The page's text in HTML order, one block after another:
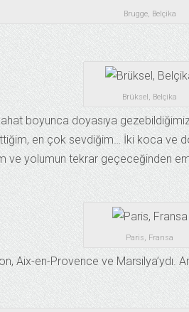
Brugge, Belçika
Brüksel, Belçika
boyunca doyasıya
en çok sevdiğim… İki koca ve
ve yolumun tekrar geçeceğinden
Paris, Fransa
Aix-en-Provence ve Marsilya’ydı.